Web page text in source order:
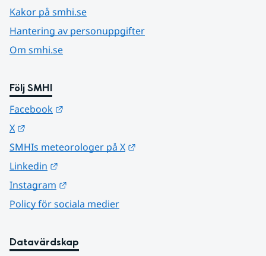
Kakor på smhi.se
Hantering av personuppgifter
Om smhi.se
Följ SMHI
Facebook
X
SMHIs meteorologer på X
Linkedin
Instagram
Policy för sociala medier
Datavärdskap